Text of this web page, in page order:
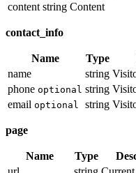
content string Content
contact_info
Name Type
name
string
phone optional string
email optional string
page
Name Type